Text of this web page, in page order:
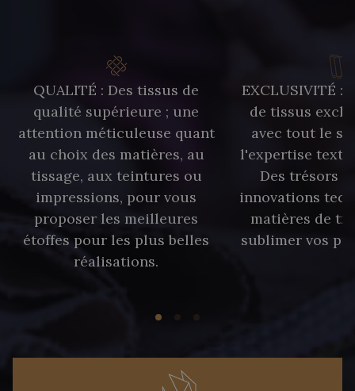
QUALITÉ : Des tissus de
qualité supérieure ; une
attention méticuleuse quant
au choix des matières, au
tissage, aux teintures ou
impressions, pour vous
proposer les meilleures
étoffes pour les plus belles
réalisations.
EXCLUSIVITÉ :
de tissus
avec tout le
l'expertise
Des trésors
innovations
matières de
sublimer vos